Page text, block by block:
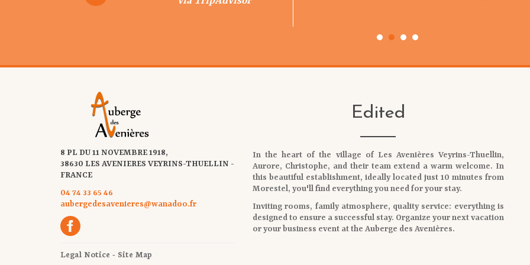
8 PL DU 11 NOVEMBRE 1918,
38630 LES AVENIERES VEYRINS-THUELLIN -
FRANCE
04 74 33 65 46
aubergedesavenieres@wanadoo.fr
Legal Notice - Site Map
Edited
In the heart of the village of Les Avenières Veyrins-Thuellin,
Aurore, Christophe, and their team extend a warm welcome. In
this beautiful establishment, ideally located just 10 minutes from
Morestel, you'll find everything you need for your stay.
Inviting rooms, family atmosphere, quality service: everything is
designed to ensure a successful stay. Organize yournext vacation
or yourbusiness event at the Auberge des Avenières.